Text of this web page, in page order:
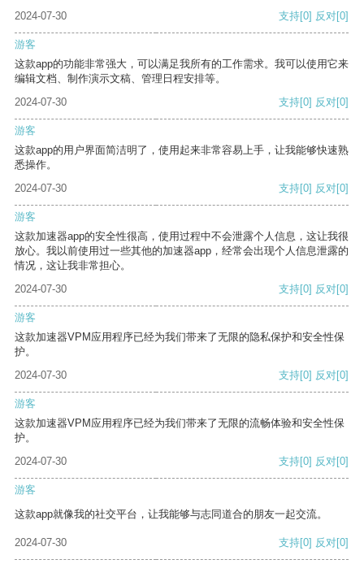
2024-07-30
支持[0] 反对[0]
游客
这款app的功能非常强大，可以满足我所有的工作需求。我可以使用它来
编辑文档、制作演示文稿、管理日程安排等。
2024-07-30
支持[0] 反对[0]
游客
这款app的用户界面简洁明了，使用起来非常容易上手，让我能够快速熟
悉操作。
2024-07-30
支持[0] 反对[0]
游客
这款加速器app的安全性很高，使用过程中不会泄露个人信息，这让我很
放心。我以前使用过一些其他的加速器app，经常会出现个人信息泄露的
情况，这让我非常担心。
2024-07-30
支持[0] 反对[0]
游客
这款加速器VPM应用程序已经为我们带来了无限的隐私保护和安全性保
护。
2024-07-30
支持[0] 反对[0]
游客
这款加速器VPM应用程序已经为我们带来了无限的流畅体验和安全性保
护。
2024-07-30
支持[0] 反对[0]
游客
这款app就像我的社交平台，让我能够与志同道合的朋友一起交流。
2024-07-30 支持[0] 反对[0]